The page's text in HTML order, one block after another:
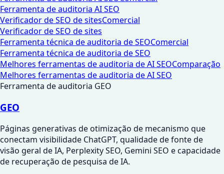
Ferramenta de auditoria AI SEO
Verificador de SEO de sitesComercial
Verificador de SEO de sites
Ferramenta técnica de auditoria de SEOComercial
Ferramenta técnica de auditoria de SEO
Melhores ferramentas de auditoria de AI SEOComparação
Melhores ferramentas de auditoria de AI SEO
Ferramenta de auditoria GEO
GEO
Páginas generativas de otimização de mecanismo que
conectam visibilidade ChatGPT, qualidade de fonte de
visão geral de IA, Perplexity SEO, Gemini SEO e capacidade
de recuperação de pesquisa de IA.